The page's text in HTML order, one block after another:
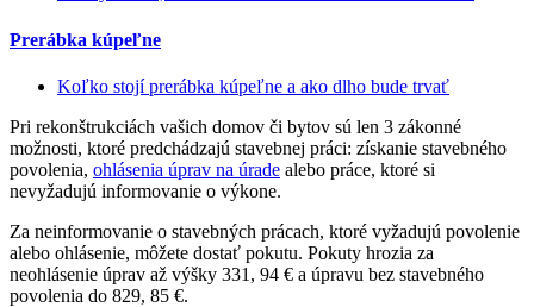
Prerábka kúpeľne
Koľko stojí prerábka kúpeľne a ako dlho bude trvať
Pri rekonštrukciách vašich domov či bytov sú len 3 zákonné
možnosti, ktoré predchádzajú stavebnej práci: získanie stavebného
povolenia, ohlásenia úprav na úrade alebo práce, ktoré si
nevyžadujú informovanie o výkone.
Za neinformovanie o stavebných prácach, ktoré vyžadujú povolenie
alebo ohlásenie, môžete dostať pokutu. Pokuty hrozia za
neohlásenie úprav až výšky 331, 94 € a úpravu bez stavebného
povolenia do 829, 85 €.